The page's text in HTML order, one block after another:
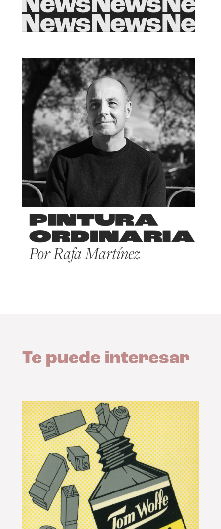
Te puede interesar